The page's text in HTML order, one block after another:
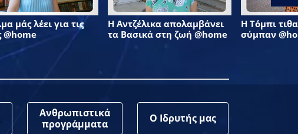
μάς λέει για τις
@home
Η Αντζέλικα απολαμβάνει
τα Βασικά στη ζωή @home
Η Τόμπι
σύμπαν
Ανθρωπιστικά
προγράμματα
Ο Ιδρυτής μας